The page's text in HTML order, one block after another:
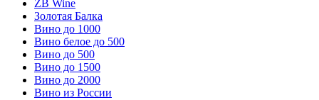
ZB Wine
Золотая Балка
Вино до 1000
Вино белое до 500
Вино до 500
Вино до 1500
Вино до 2000
Вино из России